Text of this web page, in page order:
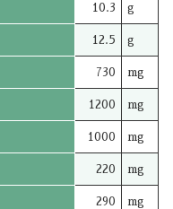
10.3 g
12.5 g
730 mg
1200 mg
1000 mg
220 mg
290 mg